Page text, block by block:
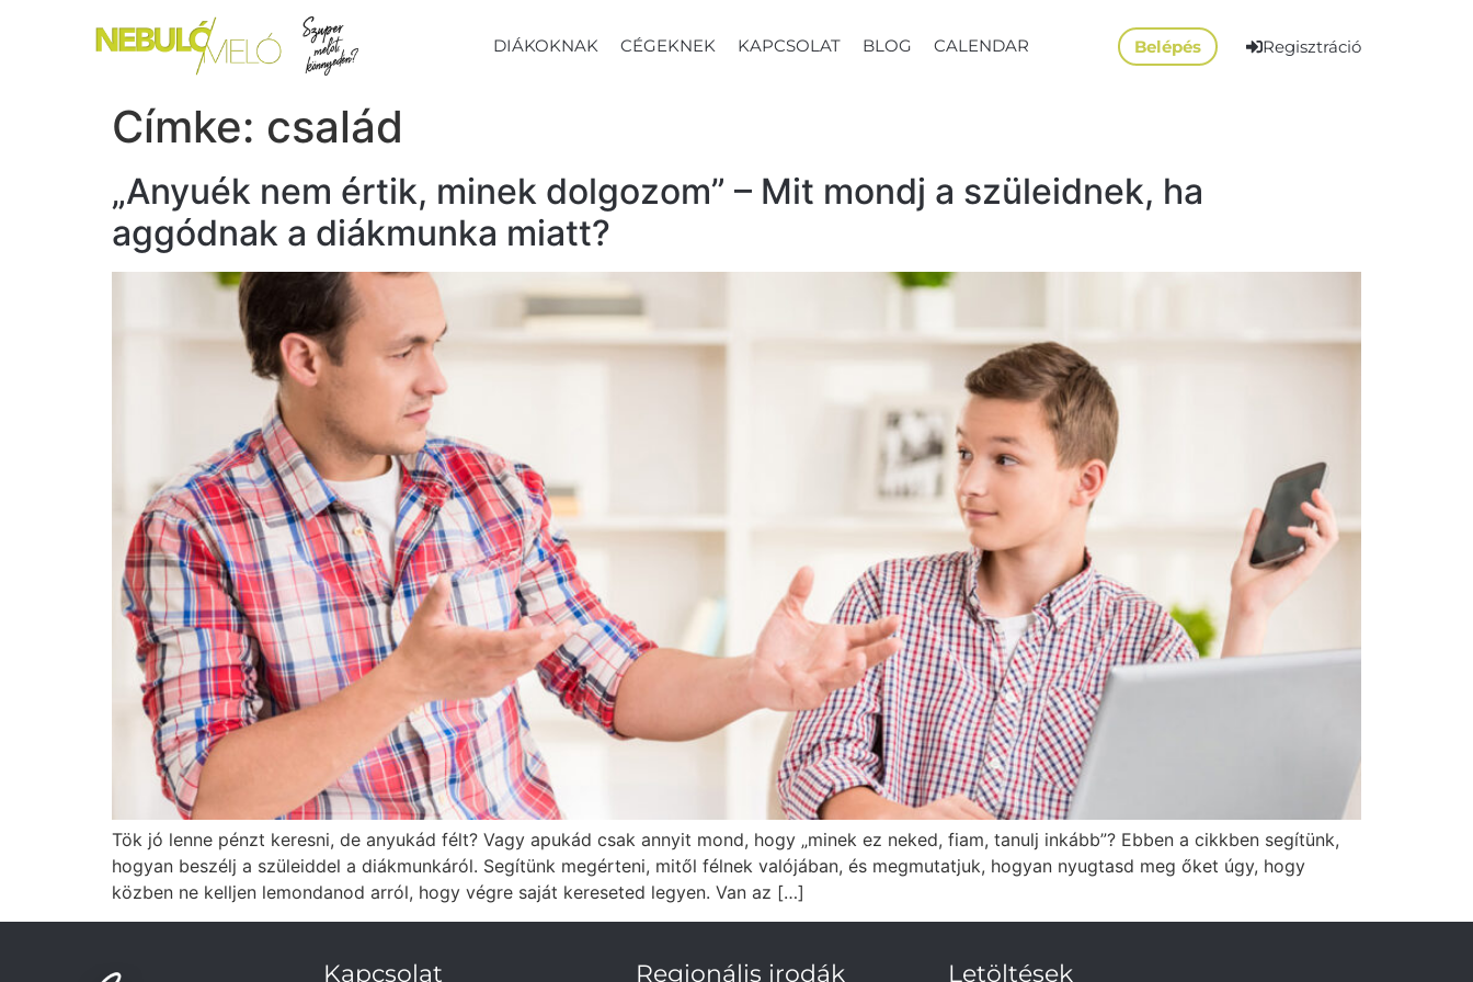
DIÁKOKNAK CÉGEKNEK KAPCSOLAT BLOG CALENDAR Belépés Regisztráció
Címke: család
„Anyuék nem értik, minek dolgozom” – Mit mondj a szüleidnek, ha
aggódnak a diákmunka miatt?
Tök jó lenne pénzt keresni, de anyukád félt? Vagy apukád csak annyit mond, hogy „minek ez neked, fiam, tanulj inkább”? Ebben a cikkben segítünk,
hogyan beszélj a szüleiddel a diákmunkáról. Segítünk megérteni, mitől félnek valójában, és megmutatjuk, hogyan nyugtasd meg őket úgy, hogy
közben ne kelljen lemondanod arról, hogy végre saját kereseted legyen. Van az […]
Kapcsolat Regionális irodák Letöltések